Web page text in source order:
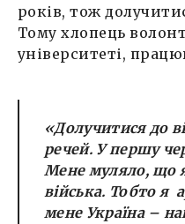
років, тож
Тому хлопець
університеті,
«Долучитися до
речей. У першу
Мене муляло, що
війська. Тобто я
мене Україна –